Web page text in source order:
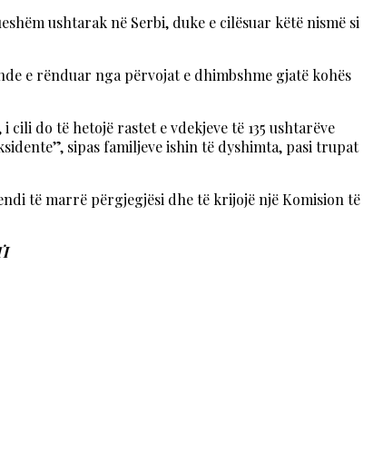
ushtarak në Serbi, duke e cilësuar këtë nismë si
e rënduar nga përvojat e dhimbshme gjatë kohës
do të hetojë rastet e vdekjeve të 135 ushtarëve
sipas familjeve ishin të dyshimta, pasi trupat
të marrë përgjegjësi dhe të krijojë një Komision të